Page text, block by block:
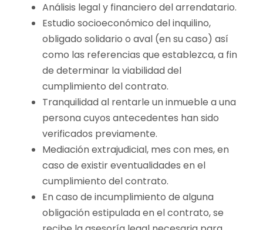
Análisis legal y financiero del arrendatario.
Estudio socioeconómico del inquilino,
obligado solidario o aval (en su caso) así
como las referencias que establezca, a fin
de determinar la viabilidad del
cumplimiento del contrato.
Tranquilidad al rentarle un inmueble a una
persona cuyos antecedentes han sido
verificados previamente.
Mediación extrajudicial, mes con mes, en
caso de existir eventualidades en el
cumplimiento del contrato.
En caso de incumplimiento de alguna
obligación estipulada en el contrato, se